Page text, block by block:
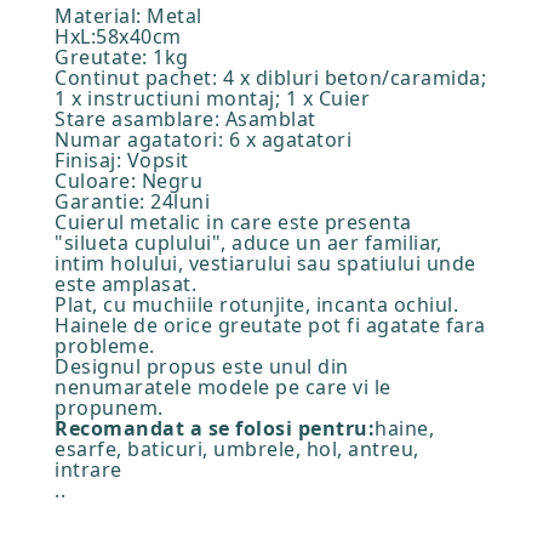
Material: Metal
HxL:58x40cm
Greutate: 1kg
Continut pachet: 4 x dibluri beton/caramida;
1 x instructiuni montaj; 1 x Cuier
Stare asamblare: Asamblat
Numar agatatori: 6 x agatatori
Finisaj: Vopsit
Culoare: Negru
Garantie: 24luni
Cuierul metalic in care este presenta
"silueta cuplului", aduce un aer familiar,
intim holului, vestiarului sau spatiului unde
este amplasat.
Plat, cu muchiile rotunjite, incanta ochiul.
Hainele de orice greutate pot fi agatate fara
probleme.
Designul propus este unul din
nenumaratele modele pe care vi le
propunem.
Recomandat a se folosi pentru:haine,
esarfe, baticuri, umbrele, hol, antreu,
intrare
..